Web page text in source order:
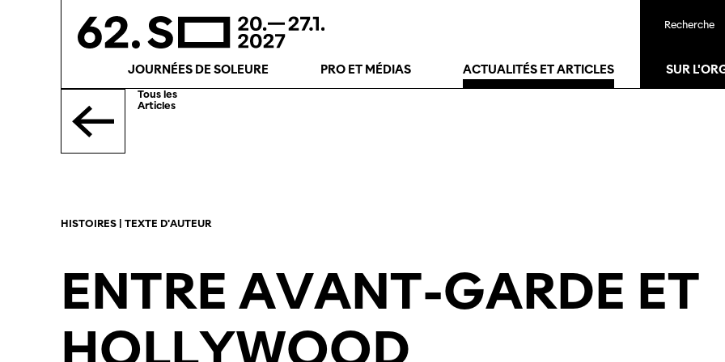
Recherche
JOURNÉES DE SOLEURE PRO ET MÉDIAS ACTUALITÉS ET ARTICLES SUR
Tous les
Articles
HISTOIRES | TEXTE D'AUTEUR
ENTRE AVANT-GARDE ET
HOLLYWOOD